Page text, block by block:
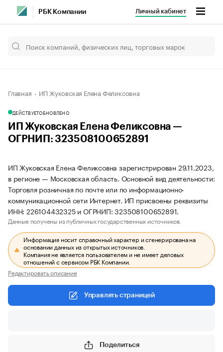
РБК Компании Личный кабинет
Главная ИП Жуковская Елена Феликсовна
ДЕЙСТВУЕТОБНОВЛЕНО
ИП Жуковская Елена Феликсовна —
ОГРНИП: 323508100652891
ИП Жуковская Елена Феликсовна зарегистрирован 29.11.2023,
в регионе — Московская область. Основной вид деятельности:
Торговля розничная по почте или по информационно-
коммуникационной сети Интернет. ИП присвоены реквизиты
ИНН: 226104432325 и ОГРНИП: 323508100652891.
Данные получены из публичных государственных источников.
Информация носит справочный характер и сгенерирована на
основании данных из открытых источников.
Компания не является пользователем и не имеет деловых
отношений с сервисом РБК Компании.
Редактировать описание
Управлять страницей
Поделиться